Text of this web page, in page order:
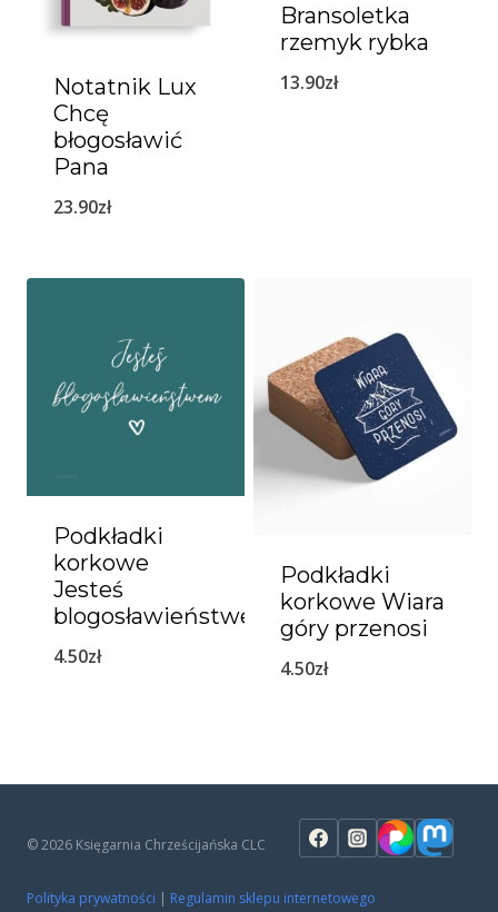
Notatnik Lux
Chcę
błogosławić
Pana
23.90zł
Bransoletka
rzemyk rybka
13.90zł
Podkładki
korkowe
Jesteś
blogosławieństwem
4.50zł
Podkładki
korkowe Wiara
góry przenosi
4.50zł
© 2026 Księgarnia Chrześcijańska CLC
Polityka prywatności | Regulamin sklepu internetowego